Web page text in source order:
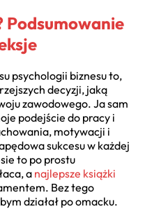
Podsumowanie
psychologii biznesu to,
decyzji, jaką
zawodowego. Ja sam
podejście do pracy i
motywacji i
sukcesu w każdej
to po prostu
a najlepsze książki
Bez tego
działał po omacku.